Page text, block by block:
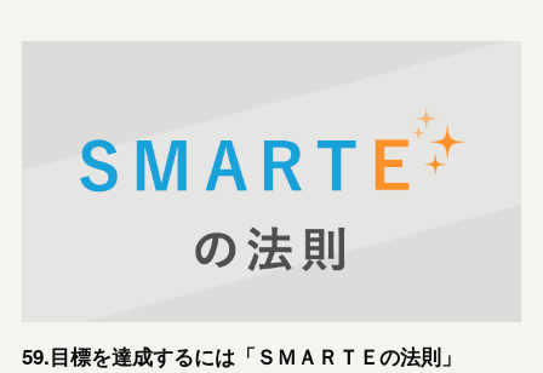
59.目標を達成するには「ＳＭＡＲＴＥの法則」